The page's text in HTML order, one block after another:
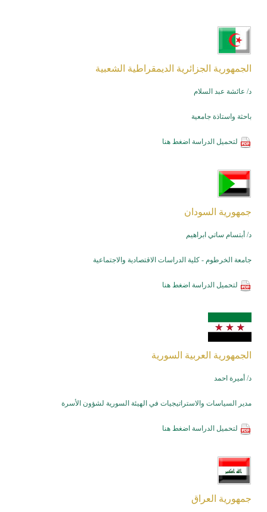
الجمهورية الجزائرية الديمقراطية الشعبية
د/ عائشة عبد السلام
باحثة واستاذة جامعية
لتحميل الدراسة اضغط هنا
جمهورية السودان
د/ أبتسام ساتي ابراهيم
جامعة الخرطوم - كلية الدراسات الاقتصادية والاجتماعية
لتحميل الدراسة اضغط هنا
الجمهورية العربية السورية
د/ أميرة احمد
مدير السياسات والاستراتيجيات في الهيئة السورية لشؤون الأسرة
لتحميل الدراسة اضغط هنا
جمهورية العراق